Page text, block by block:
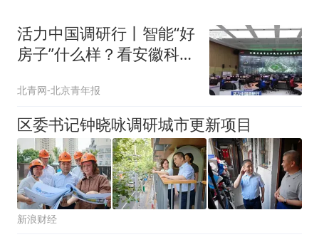
活力中国调研行丨智能“好
房子”什么样？看安徽科创
北青网-北京青年报
区委书记钟晓咏调研城市更新项目
新浪财经